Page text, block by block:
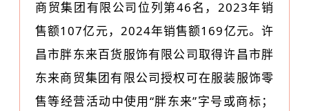
商贸集团有限公司位列第46名，2023年销
售额107亿元，2024年销售额169亿元。许
昌市胖东来百货服饰有限公司取得许昌市胖
东来商贸集团有限公司授权可在服装服饰零
售等经营活动中使用“胖东来”字号或商标；